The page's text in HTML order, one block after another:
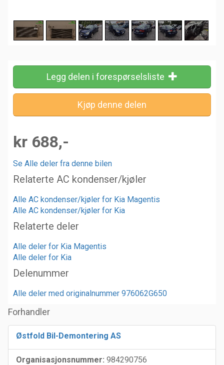
Legg delen i forespørselsliste
kr 688,-
Se Alle deler fra denne bilen
Relaterte AC kondenser/kjøler
Alle AC kondenser/kjøler for Kia Magentis
Alle AC kondenser/kjøler for Kia
Relaterte deler
Alle deler for Kia Magentis
Alle deler for Kia
Delenummer
Alle deler med originalnummer 976062G650
Forhandler
Østfold Bil-Demontering AS
Organisasjonsnummer: 984290756